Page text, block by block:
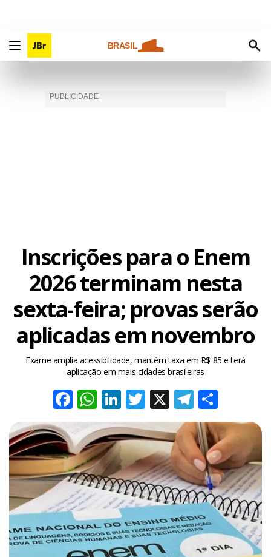
BRASIL
Inscrições para o Enem
2026 terminam nesta
sexta-feira; provas serão
aplicadas em novembro
Exame amplia acessibilidade, mantém taxa em R$ 85 e terá
aplicação em mais cidades brasileiras
Facebook
WhatsApp
LinkedIn
Twitter
X